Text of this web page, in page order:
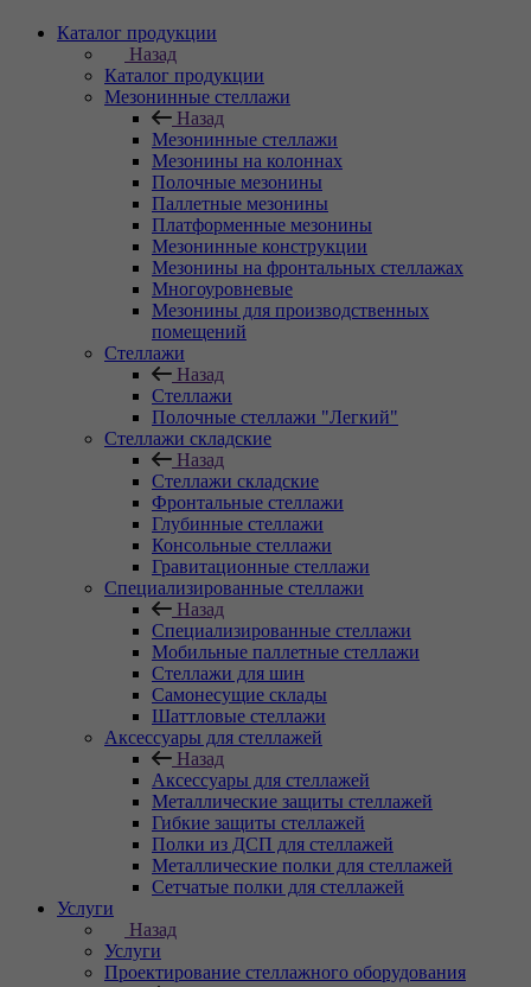
Каталог продукции
Назад
Каталог продукции
Мезонинные стеллажи
Назад
Мезонинные стеллажи
Мезонины на колоннах
Полочные мезонины
Паллетные мезонины
Платформенные мезонины
Мезонинные конструкции
Мезонины на фронтальных стеллажах
Многоуровневые
Мезонины для производственных
помещений
Стеллажи
Назад
Стеллажи
Полочные стеллажи "Легкий"
Стеллажи складские
Назад
Стеллажи складские
Фронтальные стеллажи
Глубинные стеллажи
Консольные стеллажи
Гравитационные стеллажи
Специализированные стеллажи
Назад
Специализированные стеллажи
Мобильные паллетные стеллажи
Стеллажи для шин
Самонесущие склады
Шаттловые стеллажи
Аксессуары для стеллажей
Назад
Аксессуары для стеллажей
Металлические защиты стеллажей
Гибкие защиты стеллажей
Полки из ДСП для стеллажей
Металлические полки для стеллажей
Сетчатые полки для стеллажей
Услуги
Назад
Услуги
Проектирование стеллажного оборудования